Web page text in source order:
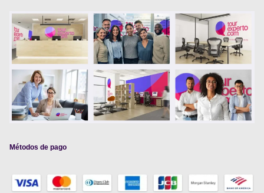
Métodos de pago